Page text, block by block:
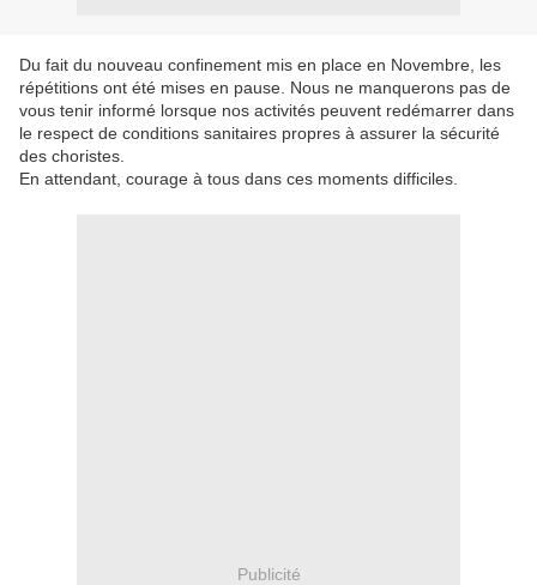
Du fait du nouveau confinement mis en place en Novembre, les
répétitions ont été mises en pause. Nous ne manquerons pas de
vous tenir informé lorsque nos activités peuvent redémarrer dans
le respect de conditions sanitaires propres à assurer la sécurité
des choristes.
En attendant, courage à tous dans ces moments difficiles.
Publicité